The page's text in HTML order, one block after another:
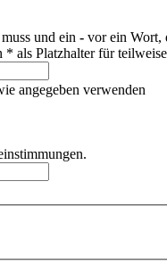
und ein - vor ein Wort,
als Platzhalter für
angegeben verwenden